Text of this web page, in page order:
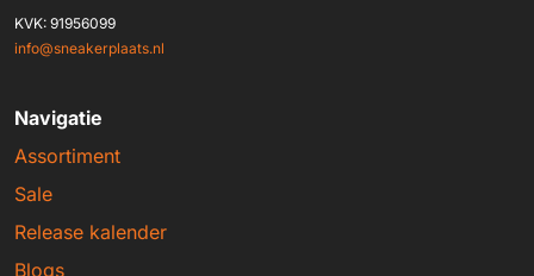
KVK: 91956099
info@sneakerplaats.nl
Navigatie
Assortiment
Sale
Release kalender
Blogs